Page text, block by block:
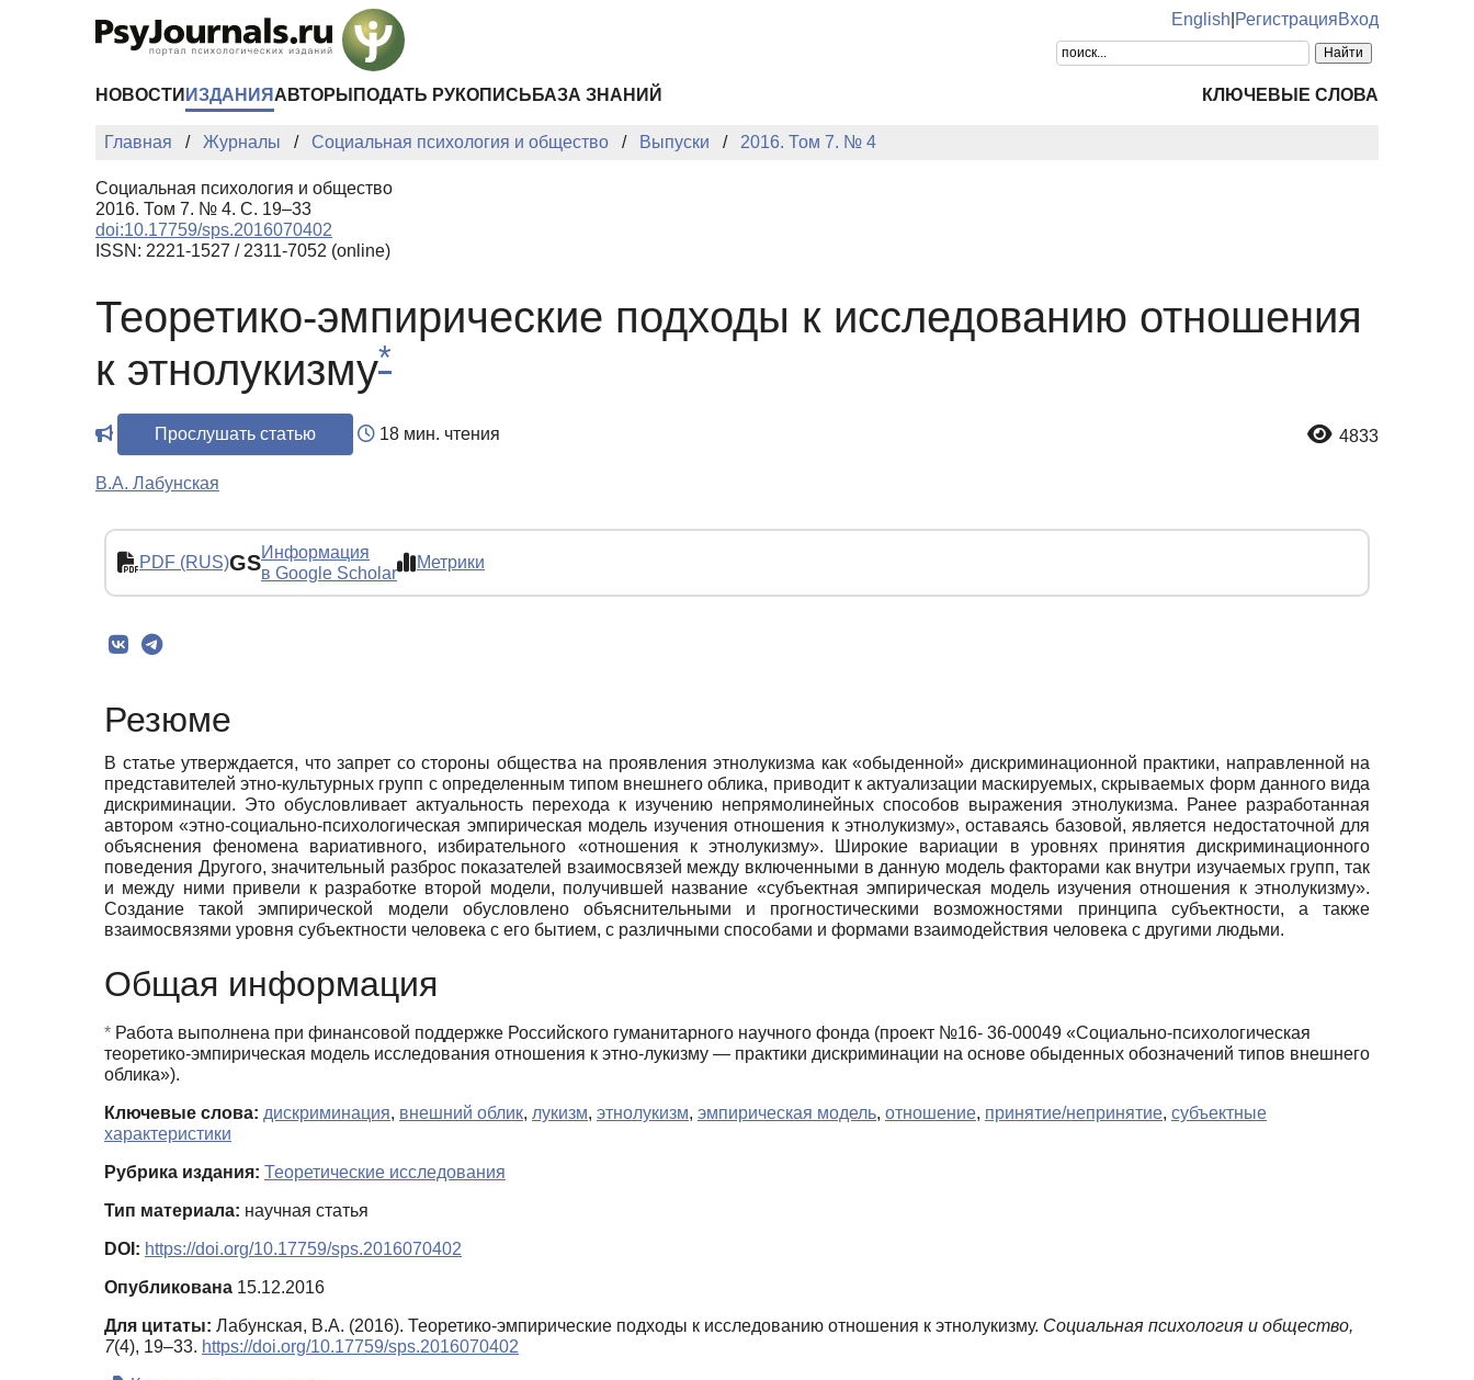
English РегистрацияВход
НОВОСТИ ИЗДАНИЯ АВТОРЫ ПОДАТЬ РУКОПИСЬ БАЗА ЗНАНИЙ КЛЮЧЕВЫЕ СЛОВА
Главная Журналы Социальная психология и общество Выпуски 2016. Том 7. № 4
Социальная психология и общество
2016. Том 7. № 4. С. 19–33
doi:10.17759/sps.2016070402
ISSN: 2221-1527 / 2311-7052 (online)
Теоретико-эмпирические подходы к исследованию отношения
к этнолукизму*
Прослушать статью 18 мин. чтения 4833
В.А. Лабунская
PDF (RUS)GSИнформация
в Google Scholar
Метрики
Резюме
В статье утверждается, что запрет со стороны общества на проявления этнолукизма как «обыденной» дискриминационной практики, направленной на
представителей этно-культурных групп с определенным типом внешнего облика, приводит к актуализации маскируемых, скрываемых форм данного вида
дискриминации. Это обусловливает актуальность перехода к изучению непрямолинейных способов выражения этнолукизма. Ранее разработанная
автором «этно-социально-психологическая эмпирическая модель изучения отношения к этнолукизму», оставаясь базовой, является недостаточной для
объяснения феномена вариативного, избирательного «отношения к этнолукизму». Широкие вариации в уровнях принятия дискриминационного
поведения Другого, значительный разброс показателей взаимосвязей между включенными в данную модель факторами как внутри изучаемых групп, так
и между ними привели к разработке второй модели, получившей название «субъектная эмпирическая модель изучения отношения к этнолукизму».
Создание такой эмпирической модели обусловлено объяснительными и прогностическими возможностями принципа субъектности, а также
взаимосвязями уровня субъектности человека с его бытием, с различными способами и формами взаимодействия человека с другими людьми.
Общая информация
* Работа выполнена при финансовой поддержке Российского гуманитарного научного фонда (проект №16- 36-00049 «Социально-психологическая
теоретико-эмпирическая модель исследования отношения к этно-лукизму — практики дискриминации на основе обыденных обозначений типов внешнего
облика»).
Ключевые слова: дискриминация, внешний облик, лукизм, этнолукизм, эмпирическая модель, отношение, принятие/непринятие, субъектные
характеристики
Рубрика издания: Теоретические исследования
Тип материала: научная статья
DOI: https://doi.org/10.17759/sps.2016070402
Опубликована 15.12.2016
Для цитаты: Лабунская, В.А. (2016). Теоретико-эмпирические подходы к исследованию отношения к этнолукизму. Социальная психология и общество,
7(4), 19–33. https://doi.org/10.17759/sps.2016070402